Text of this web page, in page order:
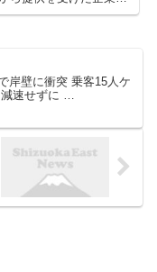
リリース を原文のまま
岸壁に衝突 乗客15人ケ
速せずに …